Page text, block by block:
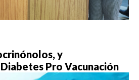
y
Pro Vacunación